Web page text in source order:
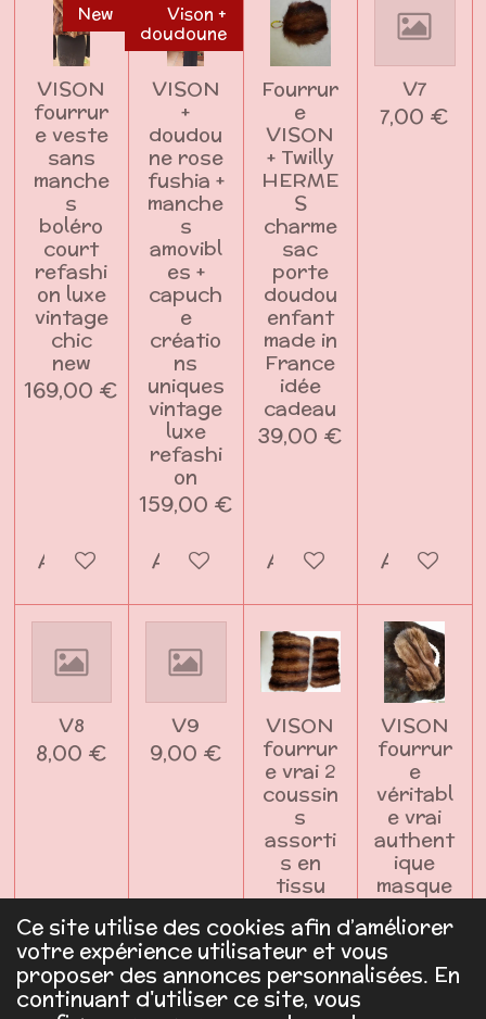
Ce site utilise des cookies afin d’améliorer
votre expérience utilisateur et vous
proposer des annonces personnalisées. En
continuant d'utiliser ce site, vous
New
VISON
fourrur
e veste
sans
manche
s
boléro
court
refashi
on luxe
vintage
chic
new
169,00 €
Ajouter au panier
Vison +
doudoune
VISON
+
doudou
ne rose
fushia +
manche
s
amovibl
es +
capuch
e
créatio
ns
uniques
vintage
luxe
refashi
on
159,00 €
Ajouter au panier
Fourrur
e
VISON
+ Twilly
HERME
S
charme
sac
porte
doudou
enfant
made in
France
idée
cadeau
39,00 €
Ajouter au panier
V7
7,00 €
Ajouter
V8
8,00 €
V9
9,00 €
VISON
fourrur
e vrai 2
coussin
s
assorti
s en
tissu
décorat
ion
paysag
e
99,00 €
VISON
fourrur
e
véritabl
e vrai
authent
ique
masque
sommeil
nuit
aéropor